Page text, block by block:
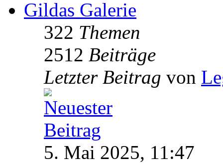
Gildas Galerie
322 Themen
2512 Beiträge
Letzter Beitrag von
5. Mai 2025, 11:47